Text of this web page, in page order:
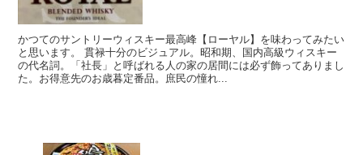
かつてのサントリーウィスキー最高峰【ローヤル】を味わってみたい
と思います。 貫禄十分のビジュアル。昭和期、国内高級ウィスキー
の代名詞。「社長」と呼ばれる人の家の居間には必ず飾ってありまし
た。お得意先のお歳暮定番品。庶民の憧れ...